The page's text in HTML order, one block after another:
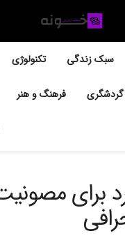
تکنولوژی سبک زندگی
فرهنگ و هنر گردشگری
برای